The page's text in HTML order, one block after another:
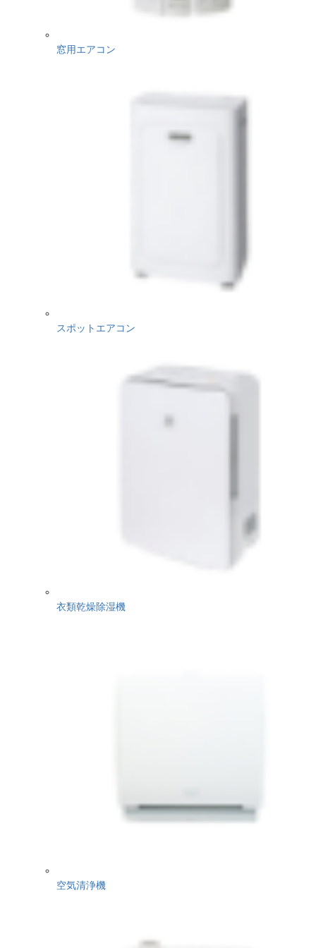
窓用エアコン
スポットエアコン
衣類乾燥除湿機
空気清浄機